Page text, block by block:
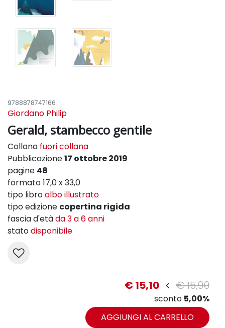
9788878747166
Giordano Philip
Gerald, stambecco gentile
Collana fuori collana
Pubblicazione17 ottobre 2019
pagine 48
formato 17,0 x 33,0
tipo libroalbo illustrato
tipo edizione copertina rigida
fascia d'etàda 3 a 6 anni
statodisponibile
€ 15,10 € 15,90
sconto 5,00%
AGGIUNGI AL CARRELLO